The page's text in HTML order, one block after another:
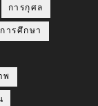
การกุศล
การศึกษา
พ